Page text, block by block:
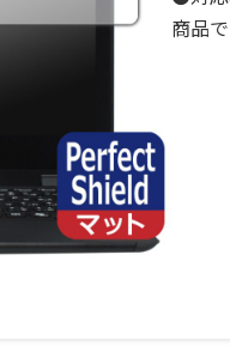
商品で